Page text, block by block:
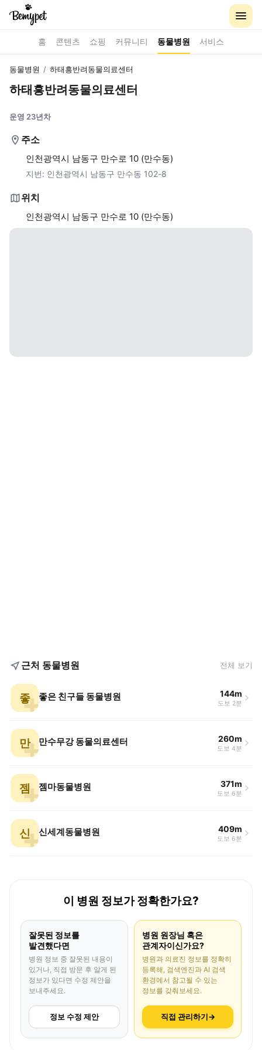
홈 콘텐츠 쇼핑 커뮤니티 동물병원 서비스
동물병원 / 하태흥반려동물의료센터
하태흥반려동물의료센터
운영 23년차
주소
인천광역시 남동구 만수로 10 (만수동)
지번: 인천광역시 남동구 만수동 102-8
위치
인천광역시 남동구 만수로 10 (만수동)
근처 동물병원 전체 보기
좋 좋은 친구들 동물병원 144m
도보 2분
만 만수무강 동물의료센터 260m
도보 4분
젬 젬마동물병원 371m
도보 6분
신 신세계동물병원 409m
도보 6분
이 병원 정보가 정확한가요?
잘못된 정보를
발견했다면
병원 정보 중 잘못된 내용이
있거나, 직접 방문 후 알게 된
정보가 있다면 수정 제안을
보내주세요.
정보 수정 제안
병원 원장님 혹은
관계자이신가요?
병원과 의료진 정보를 정확히
등록해, 검색엔진과 AI 검색
환경에서 참고될 수 있는
정보를 갖춰보세요.
직접 관리하기→